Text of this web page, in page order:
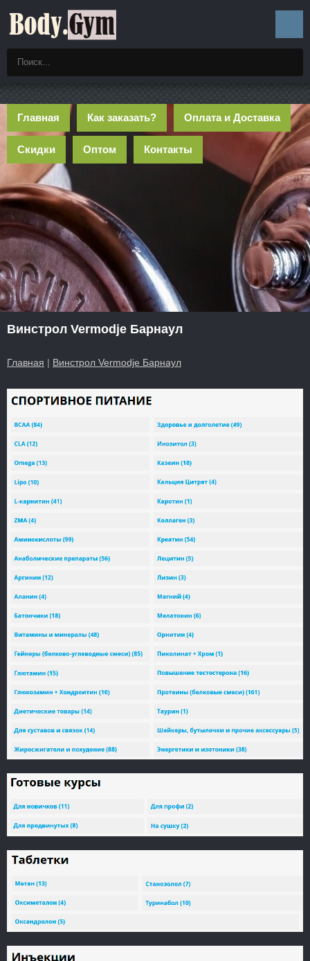
Главная Как заказать? Оплата и Доставка
Скидки Оптом Контакты
Винстрол Vermodje Барнаул
Главная | Винстрол Vermodje Барнаул